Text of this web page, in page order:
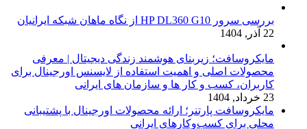
بررسی سرور HP DL360 G10 از نگاه ماهان شبکه ایرانیان
22 آذر, 1404
مایکروسافت؛ زیربنای هوشمند زندگی دیجیتال | معرفی
محصولات اصلی و اهمیت استفاده از لایسنس اورجینال برای
کاربران، کسب و کار ها و سازمان های ایرانی
23 خرداد, 1404
مایکروسافت پارتنر؛ ارائه محصولات اورجینال با پشتیبانی
محلی برای کسب‌وکارهای ایرانی